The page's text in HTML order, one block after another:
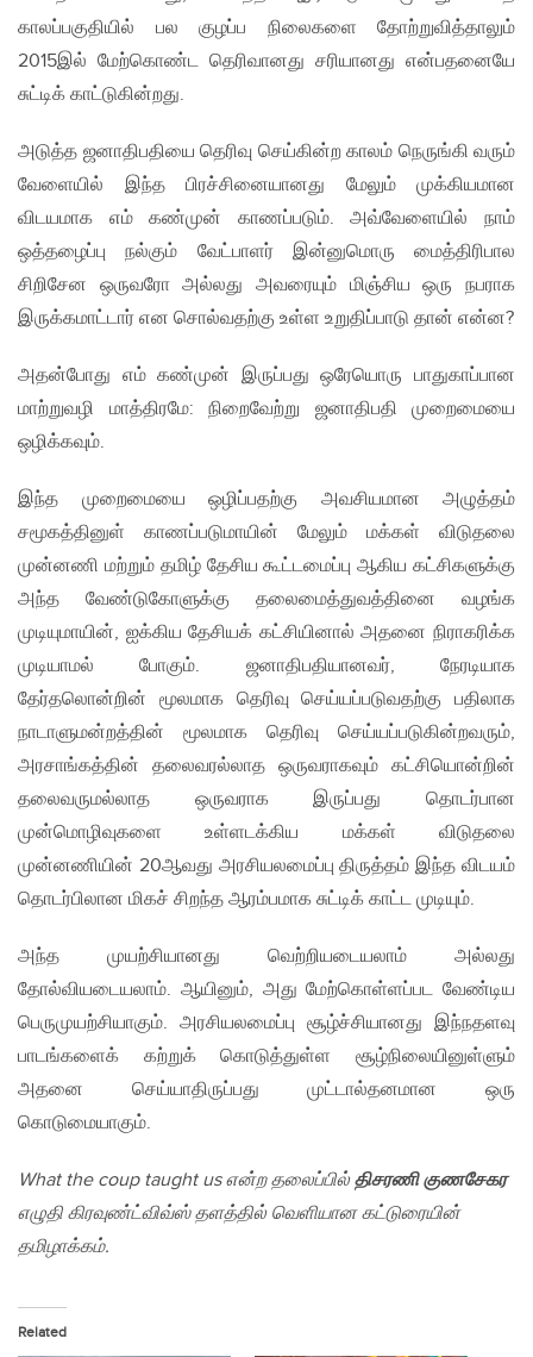
காலப்பகுதியில் பல குழப்ப நிலைகளை தோற்றுவித்தாலும்
2015இல் மேற்கொண்ட தெரிவானது சரியானது என்பதனையே
சுட்டிக் காட்டுகின்றது.
அடுத்த ஜனாதிபதியை தெரிவு செய்கின்ற காலம் நெருங்கி வரும்
வேளையில் இந்த பிரச்சினையானது மேலும் முக்கியமான
விடயமாக எம் கண்முன் காணப்படும். அவ்வேளையில் நாம்
ஒத்தழைப்பு நல்கும் வேட்பாளர் இன்னுமொரு மைத்திரிபால
சிறிசேன ஒருவரோ அல்லது அவரையும் மிஞ்சிய ஒரு நபராக
இருக்கமாட்டார் என சொல்வதற்கு உள்ள உறுதிப்பாடு தான் என்ன?
அதன்போது எம் கண்முன் இருப்பது ஒரேயொரு பாதுகாப்பான
மாற்றுவழி மாத்திரமே: நிறைவேற்று ஜனாதிபதி முறைமையை
ஒழிக்கவும்.
இந்த முறைமையை ஒழிப்பதற்கு அவசியமான அழுத்தம்
சமூகத்தினுள் காணப்படுமாயின் மேலும் மக்கள் விடுதலை
முன்னணி மற்றும் தமிழ் தேசிய கூட்டமைப்பு ஆகிய கட்சிகளுக்கு
அந்த வேண்டுகோளுக்கு தலைமைத்துவத்தினை வழங்க
முடியுமாயின், ஐக்கிய தேசியக் கட்சியினால் அதனை நிராகரிக்க
முடியாமல் போகும். ஜனாதிபதியானவர், நேரடியாக
தேர்தலொன்றின் மூலமாக தெரிவு செய்யப்படுவதற்கு பதிலாக
நாடாளுமன்றத்தின் மூலமாக தெரிவு செய்யப்படுகின்றவரும்,
அரசாங்கத்தின் தலைவரல்லாத ஒருவராகவும் கட்சியொன்றின்
தலைவருமல்லாத ஒருவராக இருப்பது தொடர்பான
முன்மொழிவுகளை உள்ளடக்கிய மக்கள் விடுதலை
முன்னணியின் 20ஆவது அரசியலமைப்பு திருத்தம் இந்த விடயம்
தொடர்பிலான மிகச் சிறந்த ஆரம்பமாக சுட்டிக் காட்ட முடியும்.
அந்த முயற்சியானது வெற்றியடையலாம் அல்லது
தோல்வியடையலாம். ஆயினும், அது மேற்கொள்ளப்பட வேண்டிய
பெருமுயற்சியாகும். அரசியலமைப்பு சூழ்ச்சியானது இந்நதளவு
பாடங்களைக் கற்றுக் கொடுத்துள்ள சூழ்நிலையினுள்ளும்
அதனை செய்யாதிருப்பது முட்டால்தனமான ஒரு
கொடுமையாகும்.
What the coup taught us என்ற தலைப்பில்திசரணி குணசேகர
எழுதி கிரவுண்ட்விவ்ஸ் தளத்தில் வெளியான கட்டுரையின்
தமிழாக்கம்.
Related